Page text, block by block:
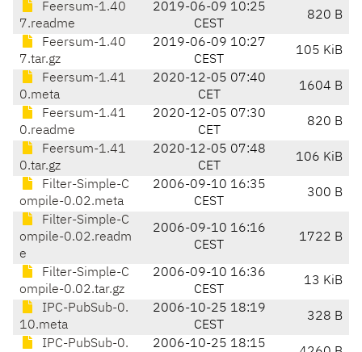
Feersum-1.40
7.readme
2019-06-09 10:25
CEST
820 B
Feersum-1.40
7.tar.gz
2019-06-09 10:27
CEST
105 KiB
Feersum-1.41
0.meta
2020-12-05 07:40
CET
1604 B
Feersum-1.41
0.readme
2020-12-05 07:30
CET
820 B
Feersum-1.41
0.tar.gz
2020-12-05 07:48
CET
106 KiB
Filter-Simple-C
ompile-0.02.meta
2006-09-10 16:35
CEST
300 B
Filter-Simple-C
ompile-0.02.readm
e
2006-09-10 16:16
CEST
1722 B
Filter-Simple-C
ompile-0.02.tar.gz
2006-09-10 16:36
CEST
13 KiB
IPC-PubSub-0.
10.meta
2006-10-25 18:19
CEST
328 B
IPC-PubSub-0. 2006-10-25 18:15